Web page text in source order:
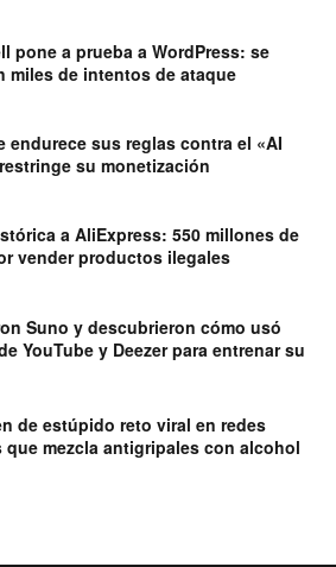
pone a prueba a WordPress: se
miles de intentos de ataque
endurece sus reglas contra el «AI
su monetización
a AliExpress: 550 millones de
vender productos ilegales
Suno y descubrieron cómo usó
YouTube y Deezer para entrenar su
de estúpido reto viral en redes
que mezcla antigripales con alcohol